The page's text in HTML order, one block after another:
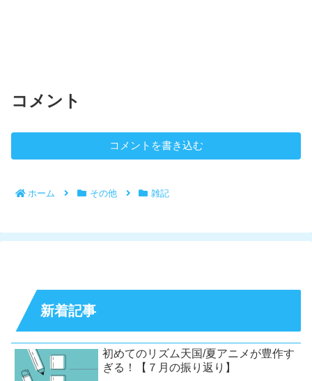
コメント
コメントを書き込む
ホーム その他 雑記
新着記事
初めてのリズム天国/夏アニメが豊作す
ぎる！【７月の振り返り】